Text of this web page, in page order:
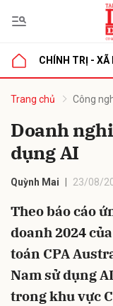
CHÍNH TRỊ - XÃ
Trang chủ Công
Doanh
dụng AI
Quỳnh Mai 23/08/
Theo báo cáo
doanh 2024
toán CPA
Nam sử dụng
trong khu vực
luận